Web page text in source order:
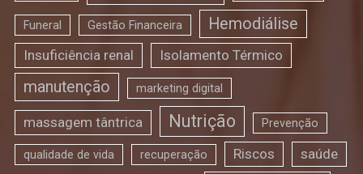
Funeral Gestão Financeira Hemodiálise
Insuficiência renal Isolamento Térmico
manutenção marketing digital
massagem tântrica Nutrição Prevenção
qualidade de vida recuperação Riscos saúde